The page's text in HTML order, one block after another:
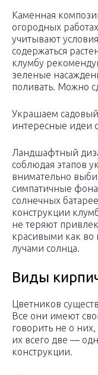
Каменная
огородных
учитывают
содержаться
клумбу
зеленые
поливать. Можно
Украшаем
интересные идеи
Ландшафтный
соблюдая этапов
внимательно
симпатичные
солнечных
конструкции
не теряют
красивыми как во
лучами солнца.
Виды
Цветников
Все они имеют
говорить не о
их всего две —
конструкции.